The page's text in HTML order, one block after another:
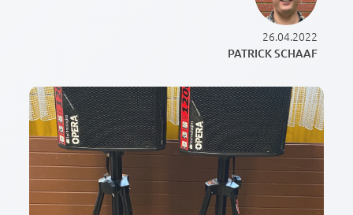
26.04.2022
PATRICK SCHAAF